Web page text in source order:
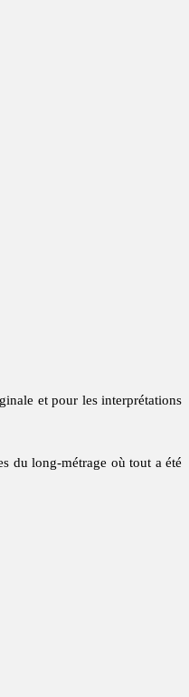
et pour les interprétations
du long-métrage où tout a été